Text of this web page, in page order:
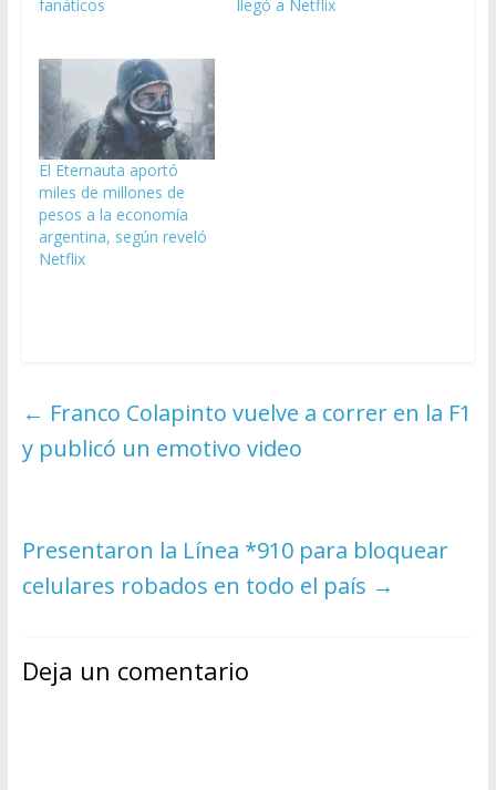
fanáticos llegó a Netflix
El Eternauta aportó
miles de millones de
pesos a la economía
argentina, según reveló
Netflix
← Franco Colapinto vuelve a correr en la F1
y publicó un emotivo video
Presentaron la Línea *910 para bloquear
celulares robados en todo el país →
Deja un comentario